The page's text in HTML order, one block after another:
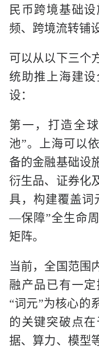
民币跨境基础
频、跨境流转铺
可以从以下三个
统助推上海建
设：
第一，打造全
池”。上海可以
备的金融基础设
衍生品、证券化
具，构建覆盖
—保障”全生命
矩阵。
当前，全国范围
融产品已有一
“词元”为核心的
的关键突破点
据、算力、模型